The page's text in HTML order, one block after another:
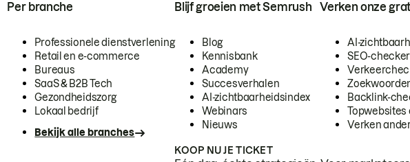
Per branche
Professionele dienstverlening
Retail en e-commerce
Bureaus
SaaS & B2B Tech
Gezondheidszorg
Lokaal bedrijf
Bekijk alle branches
Blijf groeien met Semrush
Blog
Kennisbank
Academy
Succesverhalen
AI-zichtbaarheidsindex
Webinars
Nieuws
Verken onze
AI-
SEO-checker
Backlink-
Topwebsites
Verken
KOOP NU JE TICKET